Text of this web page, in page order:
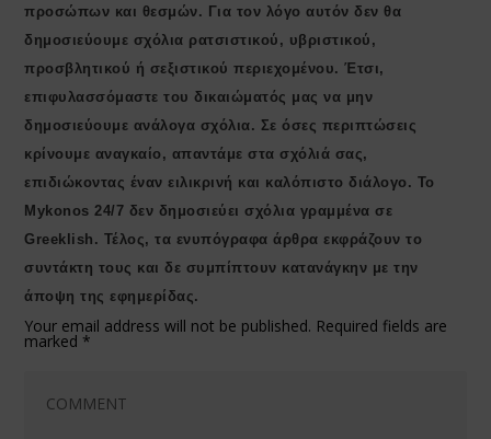
προσώπων και θεσμών. Για τον λόγο αυτόν δεν θα
δημοσιεύουμε σχόλια ρατσιστικού, υβριστικού,
προσβλητικού ή σεξιστικού περιεχομένου. Έτσι,
επιφυλασσόμαστε του δικαιώματός μας να μην
δημοσιεύουμε ανάλογα σχόλια. Σε όσες περιπτώσεις
κρίνουμε αναγκαίο, απαντάμε στα σχόλιά σας,
επιδιώκοντας έναν ειλικρινή και καλόπιστο διάλογο. Το
Μykonos 24/7 δεν δημοσιεύει σχόλια γραμμένα σε
Greeklish. Τέλος, τα ενυπόγραφα άρθρα εκφράζουν το
συντάκτη τους και δε συμπίπτουν κατανάγκην με την
άποψη της εφημερίδας.
Your email address will not be published. Required fields are
marked *